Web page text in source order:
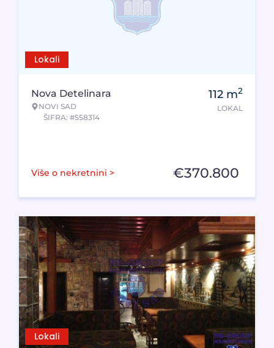
Lokali
Nova Detelinara
NOVI SAD
ŠIFRA: #558314
112 m2
LOKAL
Više o nekretnini > €370.800
Lokali